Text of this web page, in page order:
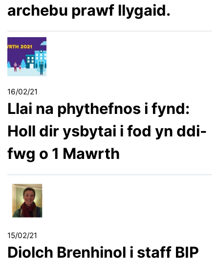
archebu prawf llygaid.
16/02/21
Llai na phythefnos i fynd:
Holl dir ysbytai i fod yn ddi-
fwg o 1 Mawrth
15/02/21
Diolch Brenhinol i staff BIP